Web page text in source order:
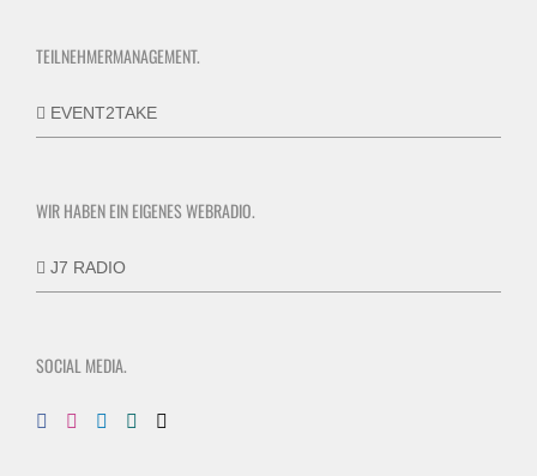
TEILNEHMERMANAGEMENT.
EVENT2TAKE
WIR HABEN EIN EIGENES WEBRADIO.
J7 RADIO
SOCIAL MEDIA.